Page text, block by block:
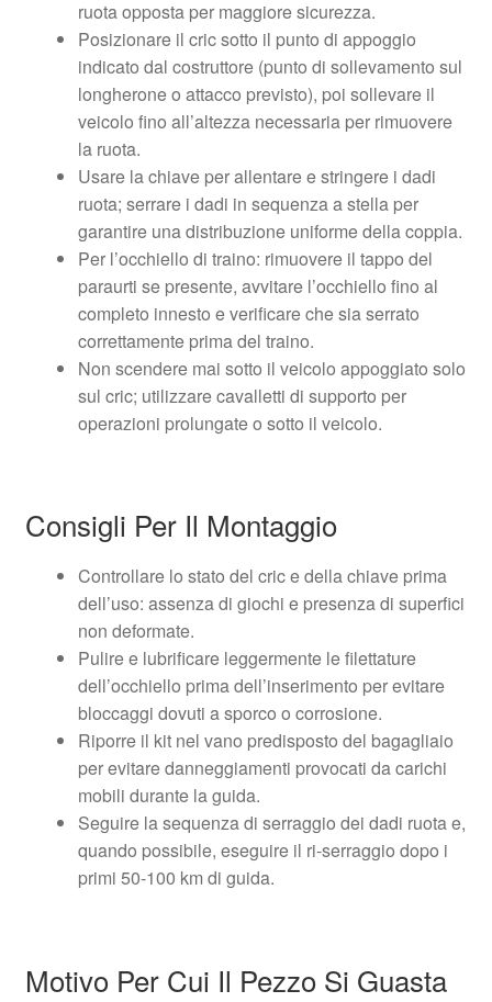
ruota opposta per maggiore sicurezza.
Posizionare il cric sotto il punto di appoggio
indicato dal costruttore (punto di sollevamento sul
longherone o attacco previsto), poi sollevare il
veicolo fino all’altezza necessaria per rimuovere
la ruota.
Usare la chiave per allentare e stringere i dadi
ruota; serrare i dadi in sequenza a stella per
garantire una distribuzione uniforme della coppia.
Per l’occhiello di traino: rimuovere il tappo del
paraurti se presente, avvitare l’occhiello fino al
completo innesto e verificare che sia serrato
correttamente prima del traino.
Non scendere mai sotto il veicolo appoggiato solo
sul cric; utilizzare cavalletti di supporto per
operazioni prolungate o sotto il veicolo.
Consigli Per Il Montaggio
Controllare lo stato del cric e della chiave prima
dell’uso: assenza di giochi e presenza di superfici
non deformate.
Pulire e lubrificare leggermente le filettature
dell’occhiello prima dell’inserimento per evitare
bloccaggi dovuti a sporco o corrosione.
Riporre il kit nel vano predisposto del bagagliaio
per evitare danneggiamenti provocati da carichi
mobili durante la guida.
Seguire la sequenza di serraggio dei dadi ruota e,
quando possibile, eseguire il ri-serraggio dopo i
primi 50-100 km di guida.
Motivo Per Cui Il Pezzo Si Guasta